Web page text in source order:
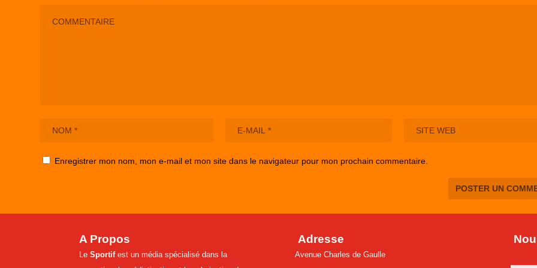
Enregistrer mon nom, mon e-mail et mon site dans le navigateur pour mon prochain commentaire.
A Propos
Le Sportifest un média spécialisé dans la
Adresse
Avenue Charles de Gaulle